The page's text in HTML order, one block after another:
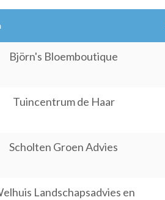
Björn's Bloemboutique
Tuincentrum de Haar
Scholten Groen Advies
Landschapsadvies en